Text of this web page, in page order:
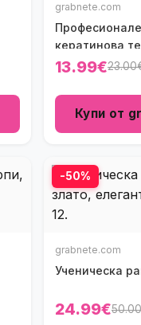
grabnete.com
кератинова
13.99€
Купи от
-50%
grabnete.com
Ученическа
24.99€